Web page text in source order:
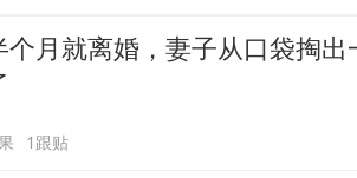
个月就离婚，妻子从口袋掏
1跟贴